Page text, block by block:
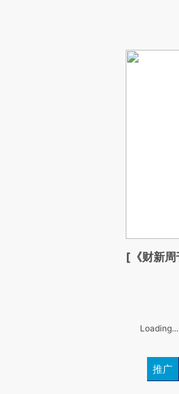
[《财新周
Loading...
推广